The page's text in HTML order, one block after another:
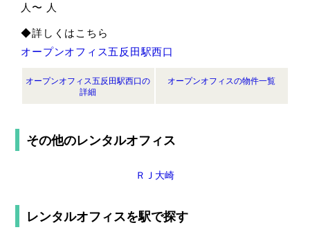
人〜 人
◆詳しくはこちら
オープンオフィス五反田駅西口
オープンオフィス五反田駅西口の
詳細
オープンオフィスの物件一覧
その他のレンタルオフィス
ＲＪ大崎
レンタルオフィスを駅で探す